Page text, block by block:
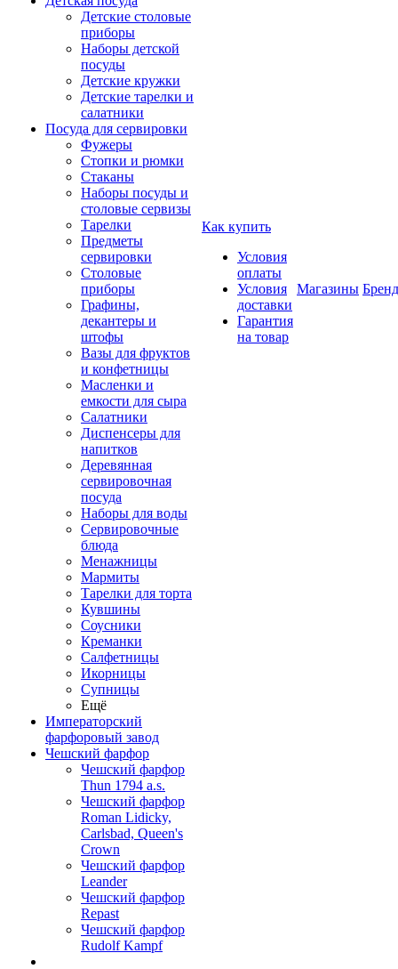
Детские столовые
приборы
Наборы детской
посуды
Детские кружки
Детские тарелки и
салатники
Посуда для сервировки
Фужеры
Стопки и рюмки
Стаканы
Наборы посуды и
столовые сервизы
Тарелки
Предметы
сервировки
Столовые
приборы
Графины,
декантеры и
штофы
Вазы для фруктов
и конфетницы
Масленки и
емкости для сыра
Салатники
Диспенсеры для
напитков
Деревянная
сервировочная
посуда
Наборы для воды
Сервировочные
блюда
Менажницы
Мармиты
Тарелки для торта
Кувшины
Соусники
Креманки
Салфетницы
Икорницы
Супницы
Ещё
Императорский
фарфоровый завод
Чешский фарфор
Чешский фарфор
Thun 1794 a.s.
Чешский фарфор
Roman Lidicky,
Carlsbad, Queen's
Crown
Чешский фарфор
Leander
Чешский фарфор
Repast
Чешский фарфор
Rudolf Kampf
Как купить
Условия
оплаты
Условия
доставки
Гарантия
на товар
Магазины